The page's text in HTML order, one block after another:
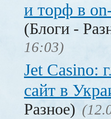
и торф в
(Блоги -
16:03)
Jet Сasino:
сайт в
Разное)